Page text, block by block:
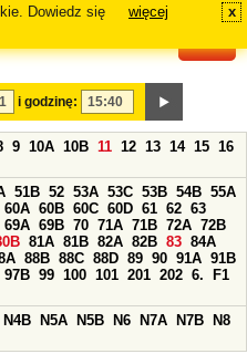
Dowiedz się
więcej x
i godzinę:
9 10A 10B 11 12 13 14 15 16
51B 52 53A 53C 53B 54B 55A
60A 60B 60C 60D 61 62 63
69A 69B 70 71A 71B 72A 72B
81A 81B 82A 82B 83 84A
88B 88C 88D 89 90 91A 91B
97B 99 100 101 201 202 6.
F1
N4B N5A N5B N6 N7A N7B
N8